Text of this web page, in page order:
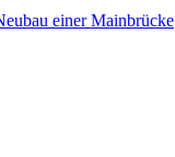
einer Mainbrücke